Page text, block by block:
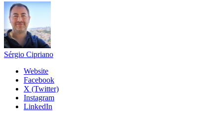
Sérgio Cipriano
Website
Facebook
X (Twitter)
Instagram
LinkedIn